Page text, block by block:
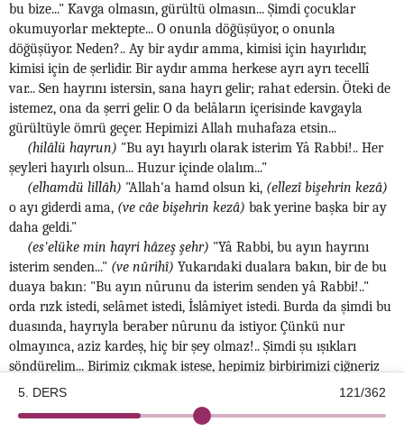
5. DERS 121/362
bu bize..." Kavga olmasın, gürültü olmasın... Şimdi çocuklar
okumuyorlar mektepte... O onunla döğüşüyor, o onunla
döğüşüyor. Neden?.. Ay bir aydır amma, kimisi için hayırlıdır,
kimisi için de şerlidir. Bir aydır amma herkese ayrı ayrı tecellî
var... Sen hayrını istersin, sana hayrı gelir; rahat edersin. Öteki de
istemez, ona da şerri gelir. O da belâların içerisinde kavgayla
gürültüyle ömrü geçer. Hepimizi Allah muhafaza etsin...
(hilâlü hayrun) "Bu ayı hayırlı olarak isterim Yâ Rabbi!.. Her
şeyleri hayırlı olsun... Huzur içinde olalım..."
(elhamdü lillâh) "Allah'a hamd olsun ki, (ellezî bişehrin kezâ)
o ayı giderdi ama, (ve câe bişehrin kezâ) bak yerine başka bir ay
daha geldi."
(es'elüke min hayri hâzeş şehr) "Yâ Rabbi, bu ayın hayrını
isterim senden..." (ve nûrihî) Yukarıdaki dualara bakın, bir de bu
duaya bakın: "Bu ayın nûrunu da isterim senden yâ Rabbi!.."
orda rızk istedi, selâmet istedi, İslâmiyet istedi. Burda da şimdi bu
duasında, hayrıyla beraber nûrunu da istiyor. Çünkü nur
olmayınca, aziz kardeş, hiç bir şey olmaz!.. Şimdi şu ışıkları
söndürelim... Birimiz çıkmak istese, hepimiz birbirimizi çiğneriz
yâni... Ben bir şey okuyamamam, bir şey de söyleyemem...
Göremem ki!.. Niçin?.. Işık yok... Nur dedikleri ışıktır. Bu ışık
©2026 Kotku Enstitüsü v2.8.3